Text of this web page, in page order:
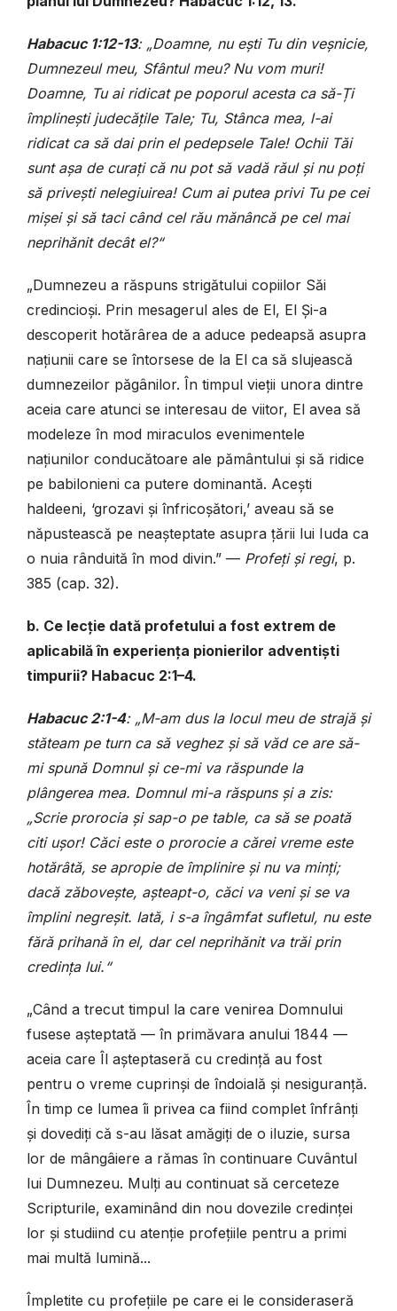
Habacuc 1:12-13: „Doamne, nu ești Tu din veșnicie,
Dumnezeul meu, Sfântul meu? Nu vom muri!
Doamne, Tu ai ridicat pe poporul acesta ca să-Ți
împlinești judecățile Tale; Tu, Stânca mea, l-ai
ridicat ca să dai prin el pedepsele Tale! Ochii Tăi
sunt așa de curați că nu pot să vadă răul și nu poți
să privești nelegiuirea! Cum ai putea privi Tu pe cei
mișei și să taci când cel rău mănâncă pe cel mai
neprihănit decât el?“
„Dumnezeu a răspuns strigătului copiilor Săi
credincioși. Prin mesagerul ales de El, El Și-a
descoperit hotărârea de a aduce pedeapsă asupra
națiunii care se întorsese de la El ca să slujească
dumnezeilor păgânilor. În timpul vieții unora dintre
aceia care atunci se interesau de viitor, El avea să
modeleze în mod miraculos evenimentele
națiunilor conducătoare ale pământului și să ridice
pe babilonieni ca putere dominantă. Acești
haldeeni, ‘grozavi și înfricoșători,’ aveau să se
năpustească pe neașteptate asupra țării lui Iuda ca
o nuia rânduită în mod divin.” — Profeți și regi, p.
385 (cap. 32).
b. Ce lecție dată profetului a fost extrem de
aplicabilă în experiența pionierilor adventiști
timpurii? Habacuc 2:1–4.
Habacuc 2:1-4: „M-am dus la locul meu de strajă și
stăteam pe turn ca să veghez și să văd ce are să-
mi spună Domnul și ce-mi va răspunde la
plângerea mea. Domnul mi-a răspuns și a zis:
„Scrie prorocia și sap-o pe table, ca să se poată
citi ușor! Căci este o prorocie a cărei vreme este
hotărâtă, se apropie de împlinire și nu va minți;
dacă zăbovește, așteapt-o, căci va veni și se va
împlini negreșit. Iată, i s-a îngâmfat sufletul, nu este
fără prihană în el, dar cel neprihănit va trăi prin
credința lui.“
„Când a trecut timpul la care venirea Domnului
fusese așteptată — în primăvara anului 1844 —
aceia care Îl așteptaseră cu credință au fost
pentru o vreme cuprinși de îndoială și nesiguranță.
În timp ce lumea îi privea ca fiind complet înfrânți
și dovediți că s-au lăsat amăgiți de o iluzie, sursa
lor de mângâiere a rămas în continuare Cuvântul
lui Dumnezeu. Mulți au continuat să cerceteze
Scripturile, examinând din nou dovezile credinței
lor și studiind cu atenție profețiile pentru a primi
mai multă lumină...
Împletite cu profețiile pe care ei le consideraseră